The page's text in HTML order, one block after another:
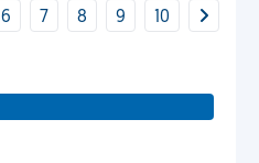
6 7 8 9 10